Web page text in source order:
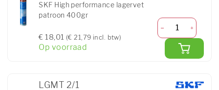
SKF High performance lagervet
patroon 400gr
€ 18,01 (€ 21,79 incl. btw)
Op voorraad
LGMT 2/1